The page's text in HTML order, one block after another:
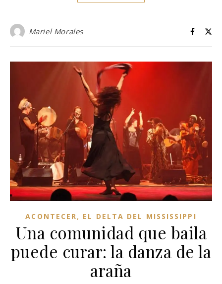
Mariel Morales
ACONTECER, EL DELTA DEL MISSISSIPPI
Una comunidad que baila
puede curar: la danza de la
araña